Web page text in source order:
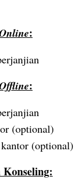
:
:
(optional)
(optional)
Konseling: